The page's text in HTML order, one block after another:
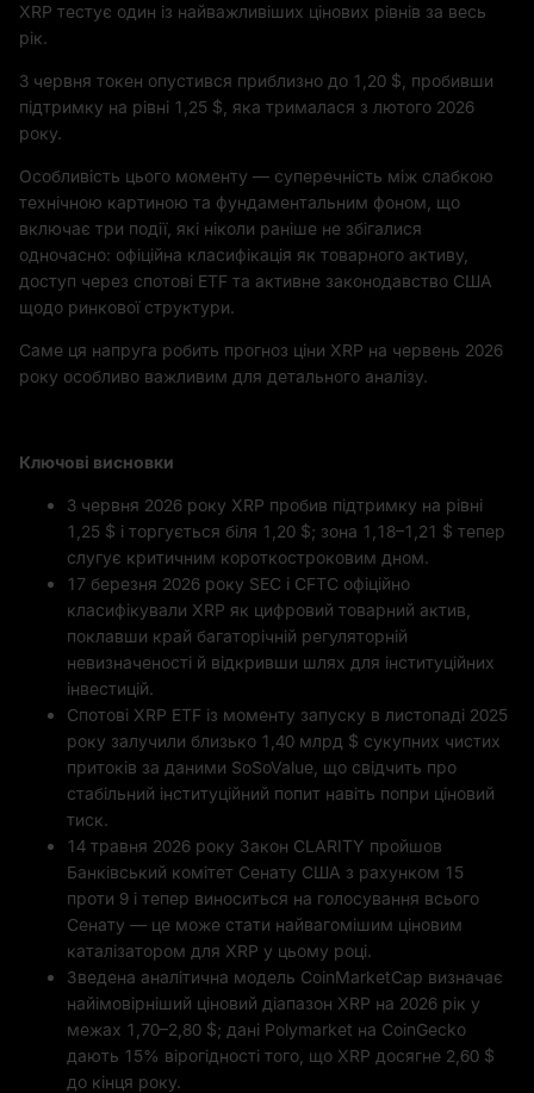
XRP тестує один із найважливіших цінових рівнів за весь
рік.
3 червня токен опустився приблизно до 1,20 $, пробивши
підтримку на рівні 1,25 $, яка трималася з лютого 2026
року.
Особливість цього моменту — суперечність між слабкою
технічною картиною та фундаментальним фоном, що
включає три події, які ніколи раніше не збігалися
одночасно: офіційна класифікація як товарного активу,
доступ через спотові ETF та активне законодавство США
щодо ринкової структури.
Саме ця напруга робить прогноз ціни XRP на червень 2026
року особливо важливим для детального аналізу.
Ключові висновки
3 червня 2026 року XRP пробив підтримку на рівні
1,25 $ і торгується біля 1,20 $; зона 1,18–1,21 $ тепер
слугує критичним короткостроковим дном.
17 березня 2026 року SEC і CFTC офіційно
класифікували XRP як цифровий товарний актив,
поклавши край багаторічній регуляторній
невизначеності й відкривши шлях для інституційних
інвестицій.
Спотові XRP ETF із моменту запуску в листопаді 2025
року залучили близько 1,40 млрд $ сукупних чистих
притоків за даними SoSoValue, що свідчить про
стабільний інституційний попит навіть попри ціновий
тиск.
14 травня 2026 року Закон CLARITY пройшов
Банківський комітет Сенату США з рахунком 15
проти 9 і тепер виноситься на голосування всього
Сенату — це може стати найвагомішим ціновим
каталізатором для XRP у цьому році.
Зведена аналітична модель CoinMarketCap визначає
найімовірніший ціновий діапазон XRP на 2026 рік у
межах 1,70–2,80 $; дані Polymarket на CoinGecko
дають 15% вірогідності того, що XRP досягне 2,60 $
до кінця року.